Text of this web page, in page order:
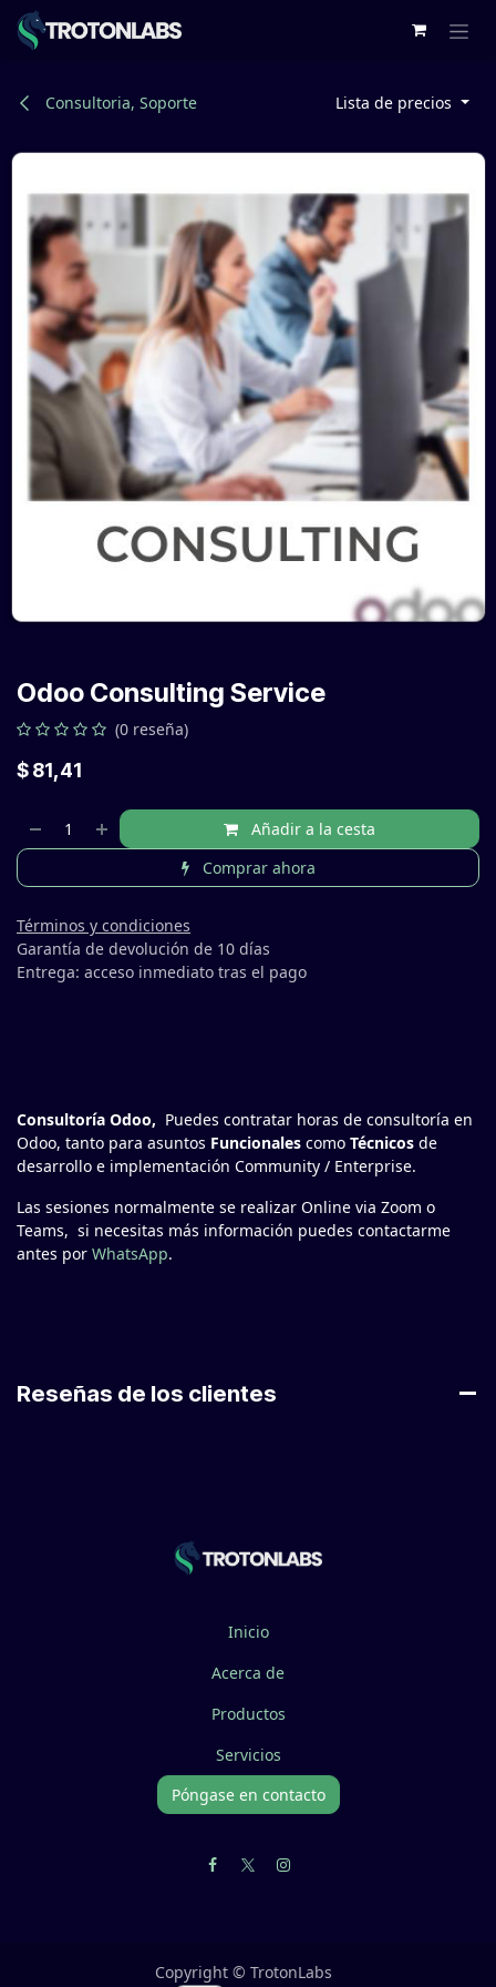
Ir al contenido
Consultoria, Soporte Lista de precios
Odoo Consulting Service
(0 reseña)
$81,41
Añadir a la cesta
Comprar ahora
Términos y condiciones
Garantía de devolución de 10 días
Entrega: acceso inmediato tras el pago
Consultoría Odoo, Puedes contratar horas de consultoría en
Odoo, tanto para asuntos Funcionales como Técnicos de
desarrollo e implementación Community / Enterprise.
Las sesiones normalmente se realizar Online via Zoom o
Teams, si necesitas más información puedes contactarme
antes por WhatsApp.
Reseñas de los clientes
Inicio
Acerca de
Productos
Servicios
Póngase en contacto
Copyright © TrotonLabs